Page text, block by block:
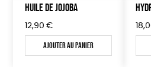
HUILE DE JOJOBA
12,90 €
Ajouter au panier